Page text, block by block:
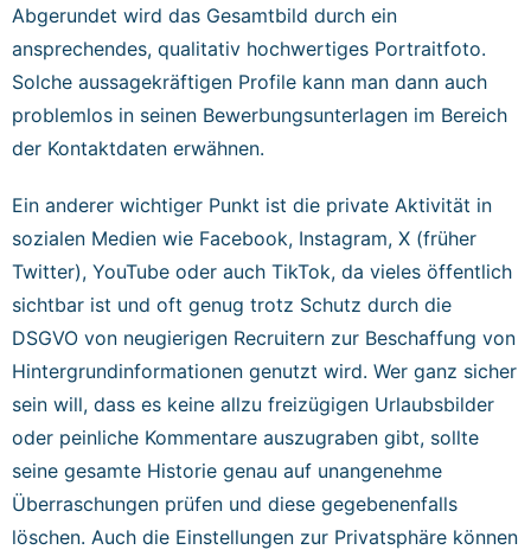
Abgerundet wird das Gesamtbild durch ein
ansprechendes, qualitativ hochwertiges Portraitfoto.
Solche aussagekräftigen Profile kann man dann auch
problemlos in seinen Bewerbungsunterlagen im Bereich
der Kontaktdaten erwähnen.
Ein anderer wichtiger Punkt ist die private Aktivität in
sozialen Medien wie Facebook, Instagram, X (früher
Twitter), YouTube oder auch TikTok, da vieles öffentlich
sichtbar ist und oft genug trotz Schutz durch die
DSGVO von neugierigen Recruitern zur Beschaffung von
Hintergrundinformationen genutzt wird. Wer ganz sicher
sein will, dass es keine allzu freizügigen Urlaubsbilder
oder peinliche Kommentare auszugraben gibt, sollte
seine gesamte Historie genau auf unangenehme
Überraschungen prüfen und diese gegebenenfalls
löschen. Auch die Einstellungen zur Privatsphäre können